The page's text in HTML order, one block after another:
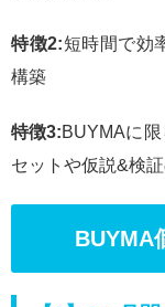
特徴2:短時間で効
構築
特徴3:BUYMAに
セットや仮説&検
BUYMA